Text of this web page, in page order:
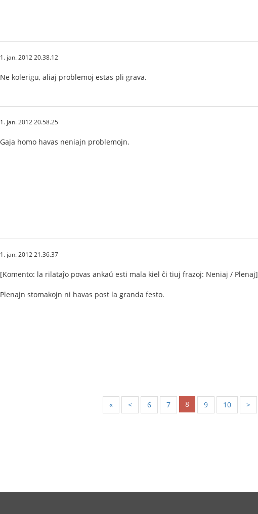
1. jan. 2012 20.38.12
Ne kolerigu, aliaj problemoj estas pli grava.
1. jan. 2012 20.58.25
Gaja homo havas neniajn problemojn.
1. jan. 2012 21.36.37
[Komento: la rilataĵo povas ankaŭ esti mala kiel ĉi tiuj frazoj: Neniaj / Plenaj]
Plenajn stomakojn ni havas post la granda festo.
« < 6 7 8 9 10 >